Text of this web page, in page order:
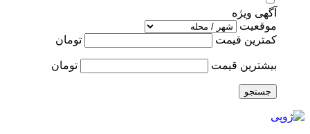
آگهی ویژه
موقعیت
کمترین قیمت
تومان
بیشترین قیمت تومان
جستجو